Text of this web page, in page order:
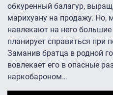
обкуренный балагур,
марихуану на продажу. Но,
навлекают на него
планирует справиться при
Заманив братца в родной
вовлекает его в опасные
наркобароном…